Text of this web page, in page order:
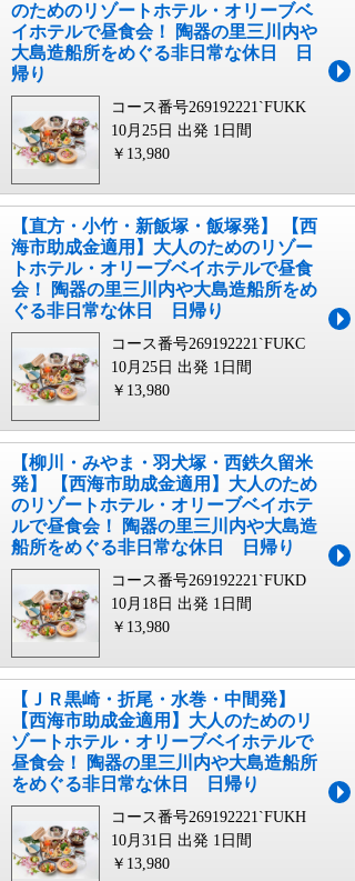
のためのリゾートホテル・オリーブベ
イホテルで昼食会！ 陶器の里三川内や
大島造船所をめぐる非日常な休日 日
帰り
コース番号269192221`FUKK
10月25日 出発 1日間
￥13,980
【直方・小竹・新飯塚・飯塚発】 【西
海市助成金適用】大人のためのリゾー
トホテル・オリーブベイホテルで昼食
会！ 陶器の里三川内や大島造船所をめ
ぐる非日常な休日 日帰り
コース番号269192221`FUKC
10月25日 出発 1日間
￥13,980
【柳川・みやま・羽犬塚・西鉄久留米
発】 【西海市助成金適用】大人のため
のリゾートホテル・オリーブベイホテ
ルで昼食会！ 陶器の里三川内や大島造
船所をめぐる非日常な休日 日帰り
コース番号269192221`FUKD
10月18日 出発 1日間
￥13,980
【ＪＲ黒崎・折尾・水巻・中間発】
【西海市助成金適用】大人のためのリ
ゾートホテル・オリーブベイホテルで
昼食会！ 陶器の里三川内や大島造船所
をめぐる非日常な休日 日帰り
コース番号269192221`FUKH
10月31日 出発 1日間
￥13,980